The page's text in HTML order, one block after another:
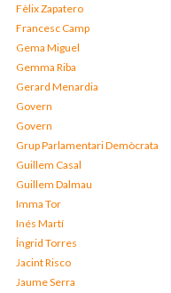
Fèlix Zapatero
Francesc Camp
Gema Miguel
Gemma Riba
Gerard Menardia
Govern
Govern
Grup Parlamentari Demòcrata
Guillem Casal
Guillem Dalmau
Imma Tor
Inés Martí
Íngrid Torres
Jacint Risco
Jaume Serra